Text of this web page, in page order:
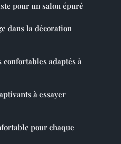
pour un salon épuré
dans la décoration
adaptés à
à essayer
pour chaque